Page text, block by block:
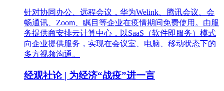
针对协同办公、远程会议，华为Welink、腾讯会议、会
畅通讯、Zoom、瞩目等企业在疫情期间免费使用。由服
务提供商安排云计算中心，以SaaS（软件即服务）模式
向企业提供服务，实现在会议室、电脑、移动状态下的
多方视频沟通。
经观社论 | 为经济“战疫”进一言